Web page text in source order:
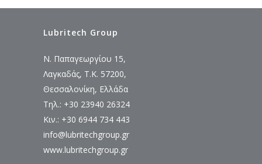
Lubritech Group
Ν. Παπαγεωργίου 15,
Λαγκαδάς, Τ.Κ. 57200,
Θεσσαλονίκη, Ελλάδα
Τηλ.: +30 23940 26324
Κιν.: +30 6944 734 443
info@lubritechgroup.gr
www.lubritechgroup.gr